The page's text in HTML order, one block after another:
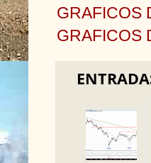
GRAFICOS
GRAFICOS